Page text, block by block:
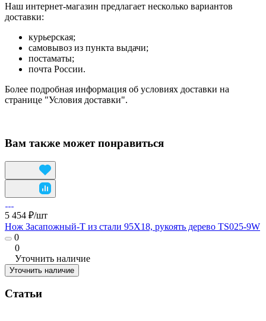
Наш интернет-магазин предлагает несколько вариантов
доставки:
курьерская;
самовывоз из пункта выдачи;
постаматы;
почта России.
Более подробная информация об условиях доставки на
странице "Условия доставки".
Вам также может понравиться
5 454 ₽/шт
Нож Засапожный-Т из стали 95Х18, рукоять дерево TS025-9W
0
0
Уточнить наличие
Уточнить наличие
Статьи